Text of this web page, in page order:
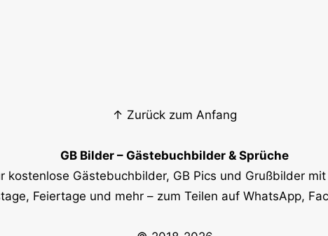
↑ Zurück zum Anfang
GB Bilder – Gästebuchbilder & Sprüche
kostenlose Gästebuchbilder, GB Pics und Grußbilder
Feiertage und mehr – zum Teilen auf WhatsApp,